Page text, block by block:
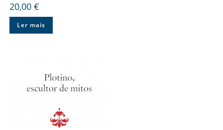
20,00 €
Ler mais